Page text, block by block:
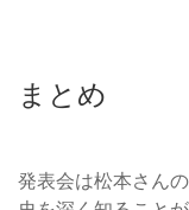
まとめ
発表会は松本さん